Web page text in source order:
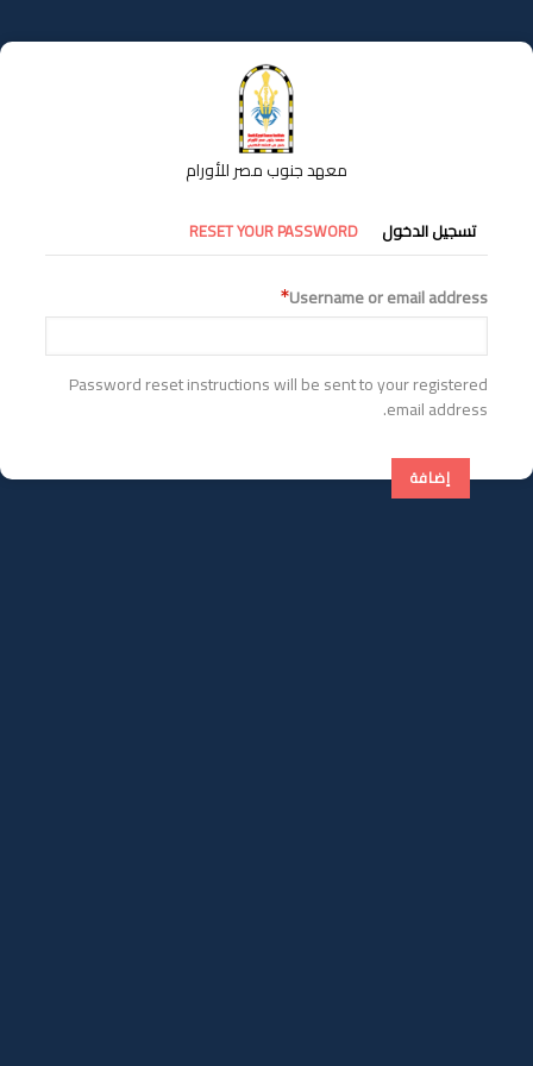
إلى
المحتوى
معهد جنوب مصر للأورام
التبويبات
الأساسية
تسجيل الدخول RESET YOUR PASSWORD
Username or email address
Password reset instructions will be sent to your registered
email address.